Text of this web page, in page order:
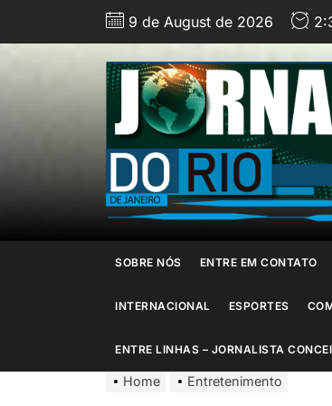
9 de August de 2026
SOBRE NÓS ENTRE EM CONTATO
INTERNACIONAL ESPORTES
ENTRE LINHAS – JORNALISTA
Home Entretenimento